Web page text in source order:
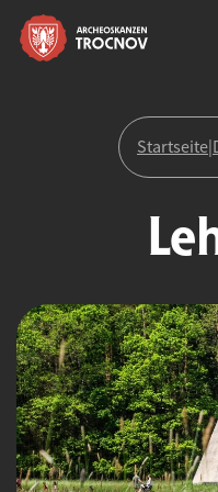
Startseite